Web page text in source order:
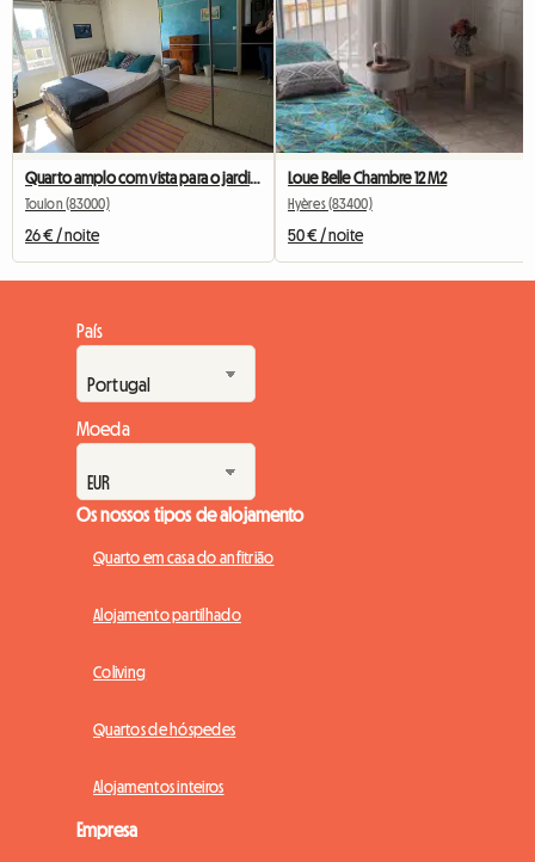
Quarto amplo com vista para o jardim
Toulon (83000)
26 € / noite
Loue Belle Chambre 12 M2
Hyères (83400)
50 € / noite
País
Moeda
Os nossos tipos de alojamento
Quarto em casa do anfitrião
Alojamento partilhado
Coliving
Quartos de hóspedes
Alojamentos inteiros
Empresa